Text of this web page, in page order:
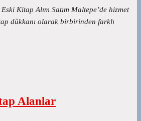
Kitap Alım Satım Maltepe’de hizmet
dükkanı olarak birbirinden farklı
Alanlar